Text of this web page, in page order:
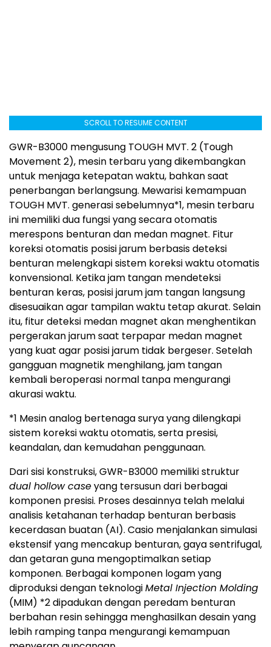
SCROLL TO RESUME CONTENT
GWR-B3000 mengusung TOUGH MVT. 2 (Tough
Movement 2), mesin terbaru yang dikembangkan
untuk menjaga ketepatan waktu, bahkan saat
penerbangan berlangsung. Mewarisi kemampuan
TOUGH MVT. generasi sebelumnya*1, mesin terbaru
ini memiliki dua fungsi yang secara otomatis
merespons benturan dan medan magnet. Fitur
koreksi otomatis posisi jarum berbasis deteksi
benturan melengkapi sistem koreksi waktu otomatis
konvensional. Ketika jam tangan mendeteksi
benturan keras, posisi jarum jam tangan langsung
disesuaikan agar tampilan waktu tetap akurat. Selain
itu, fitur deteksi medan magnet akan menghentikan
pergerakan jarum saat terpapar medan magnet
yang kuat agar posisi jarum tidak bergeser. Setelah
gangguan magnetik menghilang, jam tangan
kembali beroperasi normal tanpa mengurangi
akurasi waktu.
*1 Mesin analog bertenaga surya yang dilengkapi
sistem koreksi waktu otomatis, serta presisi,
keandalan, dan kemudahan penggunaan.
Dari sisi konstruksi, GWR-B3000 memiliki struktur
dual hollow caseyang tersusun dari berbagai
komponen presisi. Proses desainnya telah melalui
analisis ketahanan terhadap benturan berbasis
kecerdasan buatan (AI). Casio menjalankan simulasi
ekstensif yang mencakup benturan, gaya sentrifugal,
dan getaran guna mengoptimalkan setiap
komponen. Berbagai komponen logam yang
diproduksi dengan teknologiMetal Injection Molding
(MIM) *2dipadukan dengan peredam benturan
berbahan resin sehingga menghasilkan desain yang
lebih ramping tanpa mengurangi kemampuan